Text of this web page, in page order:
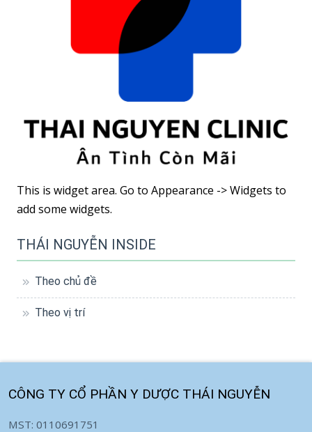
This is widget area. Go to Appearance -> Widgets to
add some widgets.
THÁI NGUYỄN INSIDE
Theo chủ đề
Theo vị trí
CÔNG TY CỔ PHẦN Y DƯỢC THÁI NGUYỄN
MST: 0110691751